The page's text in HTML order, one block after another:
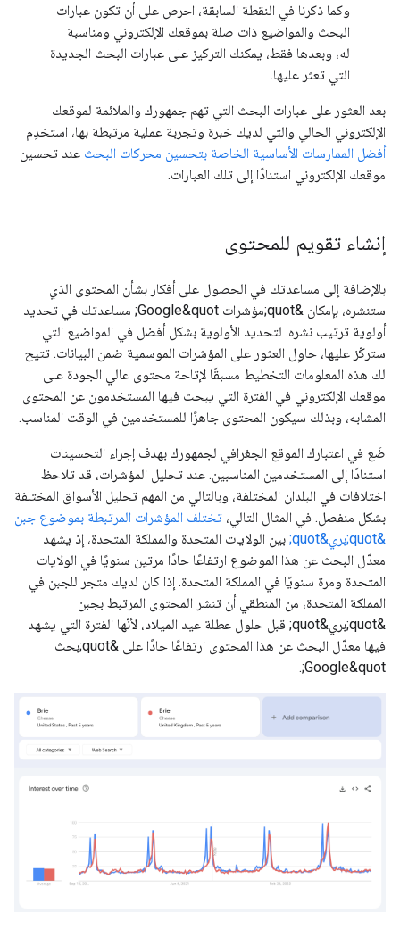
وكما ذكرنا في النقطة السابقة، احرص على أن تكون عبارات
البحث والمواضيع ذات صلة بموقعك الإلكتروني ومناسبة
له، وبعدها فقط، يمكنك التركيز على عبارات البحث الجديدة
التي تعثر عليها.
بعد العثور على عبارات البحث التي تهم جمهورك والملائمة لموقعك
الإلكتروني الحالي والتي لديك خبرة وتجربة عملية مرتبطة بها، استخدِم
أفضل الممارسات الأساسية الخاصة بتحسين محركات البحث عند تحسين
موقعك الإلكتروني استنادًا إلى تلك العبارات.
إنشاء تقويم للمحتوى
بالإضافة إلى مساعدتك في الحصول على أفكار بشأن المحتوى الذي
ستنشره، بإمكان &quot;مؤشرات Google&quot; مساعدتك في تحديد
أولوية ترتيب نشره. لتحديد الأولوية بشكل أفضل في المواضيع التي
ستركّز عليها، حاوِل العثور على المؤشرات الموسمية ضمن البيانات. تتيح
لك هذه المعلومات التخطيط مسبقًا لإتاحة محتوى عالي الجودة على
موقعك الإلكتروني في الفترة التي يبحث فيها المستخدمون عن المحتوى
المشابه، وبذلك سيكون المحتوى جاهزًا للمستخدمين في الوقت المناسب.
ضَع في اعتبارك الموقع الجغرافي لجمهورك بهدف إجراء التحسينات
استنادًا إلى المستخدمين المناسبين. عند تحليل المؤشرات، قد تلاحظ
اختلافات في البلدان المختلفة، وبالتالي من المهم تحليل الأسواق المختلفة
بشكل منفصل. في المثال التالي، تختلف المؤشرات المرتبطة بموضوع جبن
&quot;بري&quot;
بين الولايات المتحدة والمملكة المتحدة، إذ يشهد
معدّل البحث عن هذا الموضوع ارتفاعًا حادًا مرتين سنويًا في الولايات
المتحدة ومرة سنويًا في المملكة المتحدة. إذا كان لديك متجر للجبن في
المملكة المتحدة، من المنطقي أن تنشر المحتوى المرتبط بجبن
&quot;بري&quot; قبل حلول عطلة عيد الميلاد، لأنّها الفترة التي يشهد
فيها معدّل البحث عن هذا المحتوى ارتفاعًا حادًا على &quot;بحث
Google&quot;.